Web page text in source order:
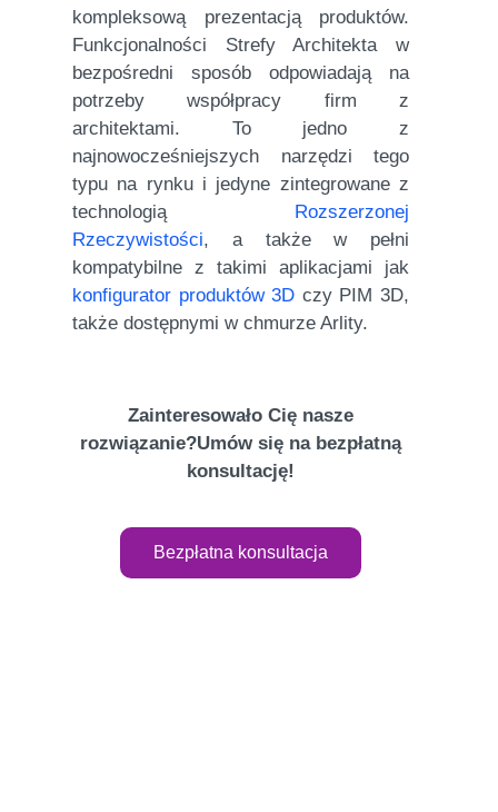
kompleksową prezentacją produktów.
Funkcjonalności Strefy Architekta w
bezpośredni sposób odpowiadają na
potrzeby współpracy firm z
architektami. To jedno z
najnowocześniejszych narzędzi tego
typu na rynku i jedyne zintegrowane z
technologią Rozszerzonej
Rzeczywistości, a także w pełni
kompatybilne z takimi aplikacjami jak
konfigurator produktów 3D czy PIM 3D,
także dostępnymi w chmurze Arlity.
Zainteresowało Cię nasze
rozwiązanie?Umów się na bezpłatną
konsultację!
Bezpłatna konsultacja